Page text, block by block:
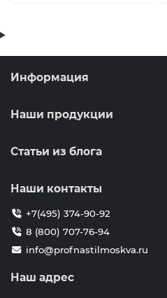
Информация
Наши продукции
Статьи из блога
Наши контакты
+7(495) 374-90-92
8 (800) 707-76-94
info@profnastilmoskva.ru
Наш адрес